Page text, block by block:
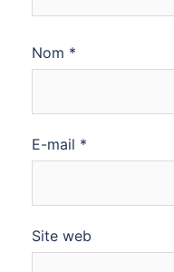
Nom *
E-mail *
Site web